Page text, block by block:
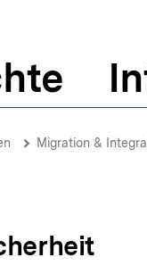
Migration &